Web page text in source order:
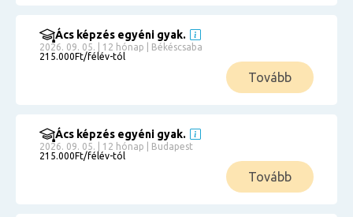
Ács képzés egyéni gyak.
2026. 09. 05. | 12 hónap | Békéscsaba
215.000Ft/félév-tól
Tovább
Ács képzés egyéni gyak.
2026. 09. 05. | 12 hónap | Budapest
215.000Ft/félév-tól
Tovább